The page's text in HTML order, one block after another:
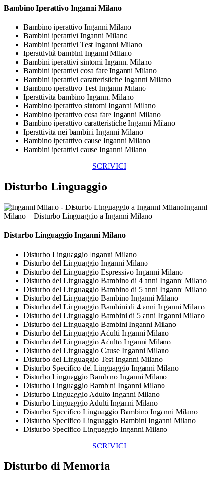
Bambino Iperattivo Inganni Milano
Bambino iperattivo Inganni Milano
Bambini iperattivi Inganni Milano
Bambini iperattivi Test Inganni Milano
Iperattività bambini Inganni Milano
Bambini iperattivi sintomi Inganni Milano
Bambini iperattivi cosa fare Inganni Milano
Bambini iperattivi caratteristiche Inganni Milano
Bambino iperattivo Test Inganni Milano
Iperattività bambino Inganni Milano
Bambino iperattivo sintomi Inganni Milano
Bambino iperattivo cosa fare Inganni Milano
Bambino iperattivo caratteristiche Inganni Milano
Iperattività nei bambini Inganni Milano
Bambino iperattivo cause Inganni Milano
Bambini iperattivi cause Inganni Milano
SCRIVICI
Disturbo Linguaggio
Inganni
Milano – Disturbo Linguaggio a Inganni Milano
Disturbo Linguaggio Inganni Milano
Disturbo Linguaggio Inganni Milano
Disturbo del Linguaggio Inganni Milano
Disturbo del Linguaggio Espressivo Inganni Milano
Disturbo del Linguaggio Bambino di 4 anni Inganni Milano
Disturbo del Linguaggio Bambino di 5 anni Inganni Milano
Disturbo del Linguaggio Bambino Inganni Milano
Disturbo del Linguaggio Bambini di 4 anni Inganni Milano
Disturbo del Linguaggio Bambini di 5 anni Inganni Milano
Disturbo del Linguaggio Bambini Inganni Milano
Disturbo del Linguaggio Adulti Inganni Milano
Disturbo del Linguaggio Adulto Inganni Milano
Disturbo del Linguaggio Cause Inganni Milano
Disturbo del Linguaggio Test Inganni Milano
Disturbo Specifico del Linguaggio Inganni Milano
Disturbo Linguaggio Bambino Inganni Milano
Disturbo Linguaggio Bambini Inganni Milano
Disturbo Linguaggio Adulto Inganni Milano
Disturbo Linguaggio Adulti Inganni Milano
Disturbo Specifico Linguaggio Bambino Inganni Milano
Disturbo Specifico Linguaggio Bambini Inganni Milano
Disturbo Specifico Linguaggio Inganni Milano
SCRIVICI
Disturbo di Memoria